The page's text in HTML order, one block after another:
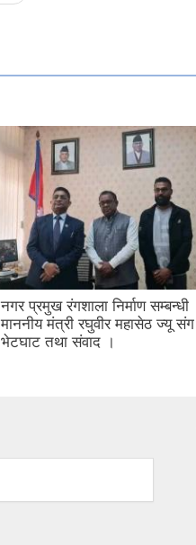
नगर प्रमुख रंगशाला निर्माण सम्बन्धी
माननीय मंत्री रघुवीर महासेठ ज्यू संग
भेटघाट तथा संवाद ।